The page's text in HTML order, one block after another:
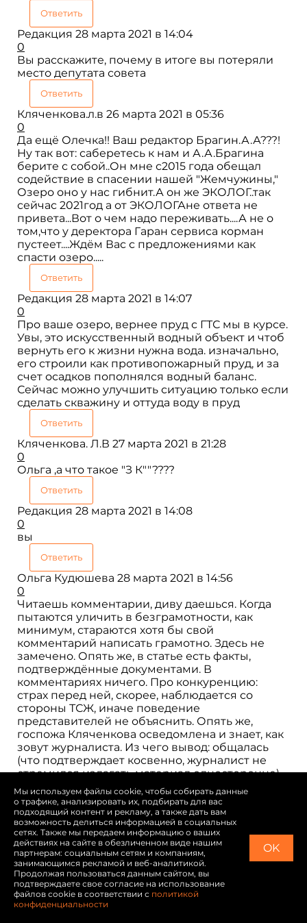
Ответить
Редакция 28 марта 2021 в 14:04
0
Вы расскажите, почему в итоге вы потеряли
место депутата совета
Ответить
Кляченкова.л.в 26 марта 2021 в 05:36
0
Да ещё Олечка!! Ваш редактор Брагин.А.А???!
Ну так вот: саберетесь к нам и А.А.Брагина
берите с собой..Он мне с2015 года обещал
содействие в спасении нашей "Жемчужины,"
Озеро оно у нас гибнит.А он же ЭКОЛОГ..так
сейчас 2021год а от ЭКОЛОГАне ответа не
привета...Вот о чем надо переживать....А не о
том,что у деректора Гаран сервиса корман
пустеет....Ждём Вас с предложениями как
спасти озеро.....
Ответить
Редакция 28 марта 2021 в 14:07
0
Про ваше озеро, вернее пруд с ГТС мы в курсе.
Увы, это искусственный водный объект и чтоб
вернуть его к жизни нужна вода. изначально,
его строили как противопожарный пруд, и за
счет осадков пополнялся водный баланс.
Сейчас можно улучшить ситуацию только если
сделать скважину и оттуда воду в пруд
Ответить
Кляченкова. Л.В 27 марта 2021 в 21:28
0
Ольга ,а что такое "З К""????
Ответить
Редакция 28 марта 2021 в 14:08
0
вы
Ответить
Ольга Кудюшева 28 марта 2021 в 14:56
0
Читаешь комментарии, диву даешься. Когда
пытаются уличить в безграмотности, как
минимум, стараются хотя бы свой
комментарий написать грамотно. Здесь не
замечено. Опять же, в статье есть факты,
подтверждённые документами. В
комментариях ничего. Про конкуренцию:
страх перед ней, скорее, наблюдается со
стороны ТСЖ, иначе поведение
представителей не объяснить. Опять же,
госпожа Кляченкова осведомлена и знает, как
зовут журналиста. Из чего вывод: общалась
(что подтверждает косвенно, журналист не
стремился излагать материал односторонне).
Пишет: «предложение о встрече в силе»,
значит звонила (сама или ее доверенные),
значит есть номер, но раз до сих пор встречи
не было, вывод: или ей и Ко не интересно, или
ей и Ко страшно, ведь журналист может и
больше раскопать неприглядного, журналиста
так просто не обманешь. И потом, давно
известно, лучший способ защиты – наглое и
беспринципное нападение. На молодежном
сленге: «взять на понт». Количество и качество
Мы используем файлы cookie, чтобы собирать данные
о трафике, анализировать их, подбирать для вас
подходящий контент и рекламу, а также дать вам
возможность делиться информацией в социальных
сетях. Также мы передаем информацию о ваших
действиях на сайте в обезличенном виде нашим
партнерам: социальным сетям и компаниям,
занимающимся рекламой и веб-аналитикой.
Продолжая пользоваться данным сайтом, вы
подтверждаете свое согласие на использование
файлов cookie в соответствии с политикой
конфиденциальности
OK